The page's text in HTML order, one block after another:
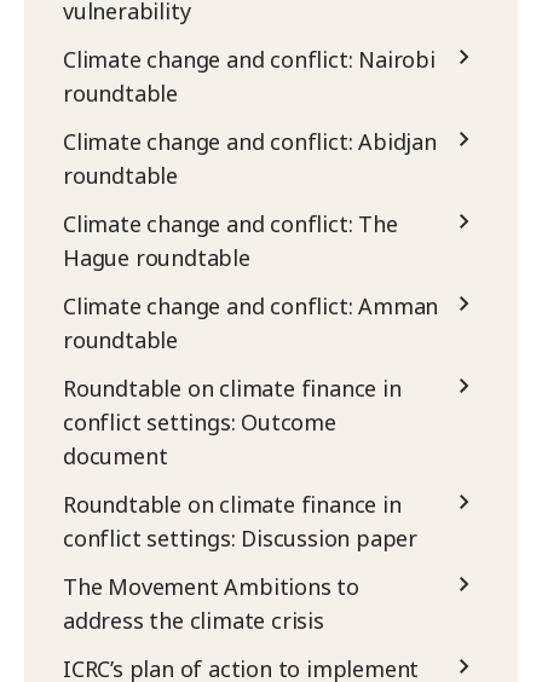
vulnerability
Climate change and conflict: Nairobi
roundtable
Climate change and conflict: Abidjan
roundtable
Climate change and conflict: The
Hague roundtable
Climate change and conflict: Amman
roundtable
Roundtable on climate finance in
conflict settings: Outcome
document
Roundtable on climate finance in
conflict settings: Discussion paper
The Movement Ambitions to
address the climate crisis
ICRC’s plan of action to implement